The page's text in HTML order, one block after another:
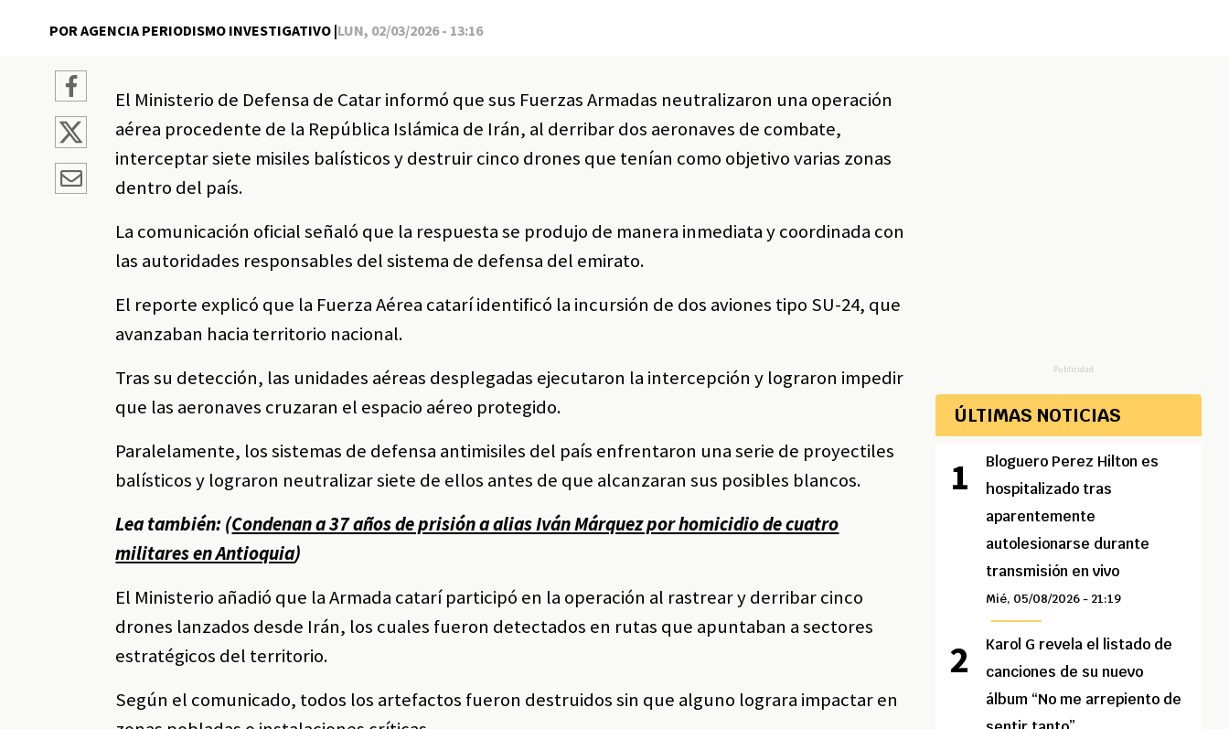
POR AGENCIA PERIODISMO INVESTIGATIVO |LUN, 02/03/2026 - 13:16
El Ministerio de Defensa de Catar informó que sus Fuerzas Armadas neutralizaron una operación
aérea procedente de la República Islámica de Irán, al derribar dos aeronaves de combate,
interceptar siete misiles balísticos y destruir cinco drones que tenían como objetivo varias zonas
dentro del país.
La comunicación oficial señaló que la respuesta se produjo de manera inmediata y coordinada con
las autoridades responsables del sistema de defensa del emirato.
El reporte explicó que la Fuerza Aérea catarí identificó la incursión de dos aviones tipo SU-24, que
avanzaban hacia territorio nacional.
Tras su detección, las unidades aéreas desplegadas ejecutaron la intercepción y lograron impedir
que las aeronaves cruzaran el espacio aéreo protegido.
Paralelamente, los sistemas de defensa antimisiles del país enfrentaron una serie de proyectiles
balísticos y lograron neutralizar siete de ellos antes de que alcanzaran sus posibles blancos.
Lea también: (Condenan a 37 años de prisión a alias Iván Márquez por homicidio de cuatro
militares en Antioquia)
El Ministerio añadió que la Armada catarí participó en la operación al rastrear y derribar cinco
drones lanzados desde Irán, los cuales fueron detectados en rutas que apuntaban a sectores
estratégicos del territorio.
Según el comunicado, todos los artefactos fueron destruidos sin que alguno lograra impactar en
Publicidad
ÚLTIMAS NOTICIAS
Bloguero Perez Hilton es
hospitalizado tras
aparentemente
autolesionarse durante
transmisión en vivo
Mié, 05/08/2026 - 21:19
Karol G revela el listado de
canciones de su nuevo
álbum “No me arrepiento de